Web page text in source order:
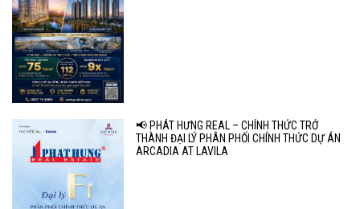
📢 PHÁT HƯNG REAL – CHÍNH THỨC TRỞ
THÀNH ĐẠI LÝ PHÂN PHỐI CHÍNH THỨC DỰ ÁN
ARCADIA AT LAVILA